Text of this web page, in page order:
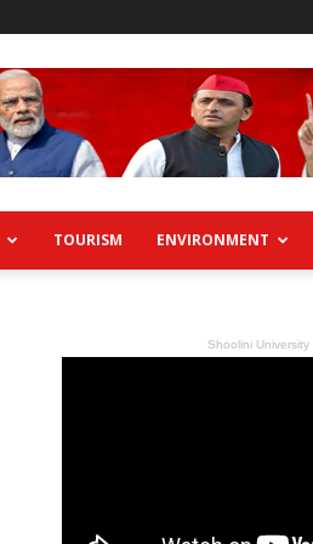
TOURISM ENVIRONMENT
Shoolini University